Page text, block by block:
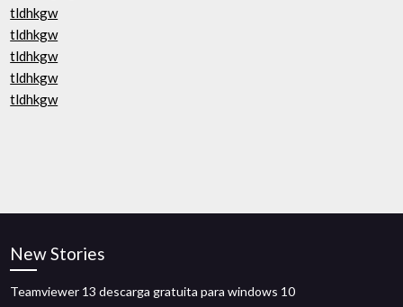
tldhkgw
tldhkgw
tldhkgw
tldhkgw
tldhkgw
New Stories
Teamviewer 13 descarga gratuita para windows 10